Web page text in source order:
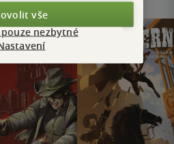
vše
nezbytné